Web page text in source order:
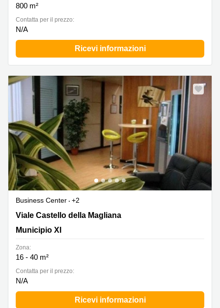
800 m²
Сontatta per il prezzo:
N/A
Ricevi informazioni
Business Center
+2
Viale Castello della Magliana 38, Roma, Municipio XI
Viale Castello della Magliana
Municipio XI
Zona:
16 - 40 m²
Сontatta per il prezzo:
N/A
Ricevi informazioni